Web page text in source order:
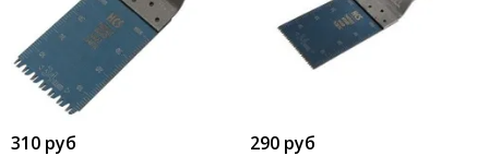
310 руб 290 руб